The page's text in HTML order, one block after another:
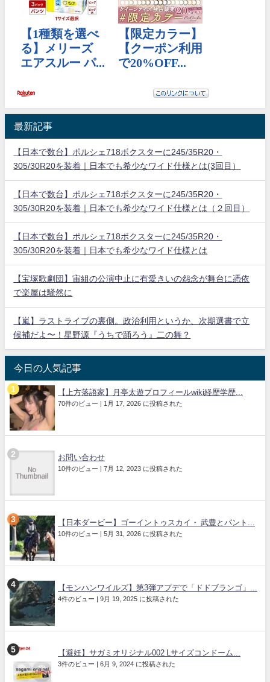
最新記事
【日本で数台】ポルシェ718ボクスターに245/35R20・
305/30R20を装着｜日本でも希少なワイド仕様とは(3回目）
【日本で数台】ポルシェ718ボクスターに245/35R20・
305/30R20を装着｜日本でも希少なワイド仕様とは（２回目）
【日本で数台】ポルシェ718ボクスターに245/35R20・
305/30R20を装着｜日本でも希少なワイド仕様とは
【宝塚歌劇団】宙組の公演中止に有愛きいの怨念が舞台に憑依
で楽屋は騒然に
【嵐】ラストライブの裏側。政治利用というか、次期選書で立
候補だよ〜！星野源『うちで踊ろう』二の舞？
今日の人気記事
【上方落語家】月亭太遊プロフィールwiki経歴学歴...
70件のビュー | 1月 17, 2026 に投稿された
お問い合わせ
10件のビュー | 7月 12, 2023 に投稿された
【日本ダービー】ゴーイントゥスカイ・ 武豊とパント...
10件のビュー | 5月 31, 2026 に投稿された
【モンハンワイルズ】第3弾アプデで「ドドブランゴ」...
4件のビュー | 9月 19, 2025 に投稿された
【避妊】サガミオリジナル002 Lサイズコンドーム...
3件のビュー | 6月 9, 2024 に投稿された